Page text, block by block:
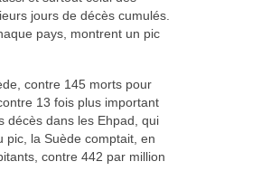
jours de décès cumulés.
pays, montrent un pic
contre 145 morts pour
13 fois plus important
décès dans les Ehpad, qui
pic, la Suède comptait, en
contre 442 par million